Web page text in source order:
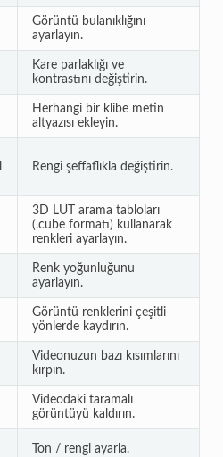
Görüntü bulanıklığını
ayarlayın.
Kare parlaklığı ve
kontrastını değiştirin.
Herhangi bir klibe metin
altyazısı ekleyin.
Rengi şeffaflıkla değiştirin.
3D LUT arama tabloları
(.cube formatı) kullanarak
renkleri ayarlayın.
Renk yoğunluğunu
ayarlayın.
Görüntü renklerini çeşitli
yönlerde kaydırın.
Videonuzun bazı kısımlarını
kırpın.
Videodaki taramalı
görüntüyü kaldırın.
Ton / rengi ayarla.